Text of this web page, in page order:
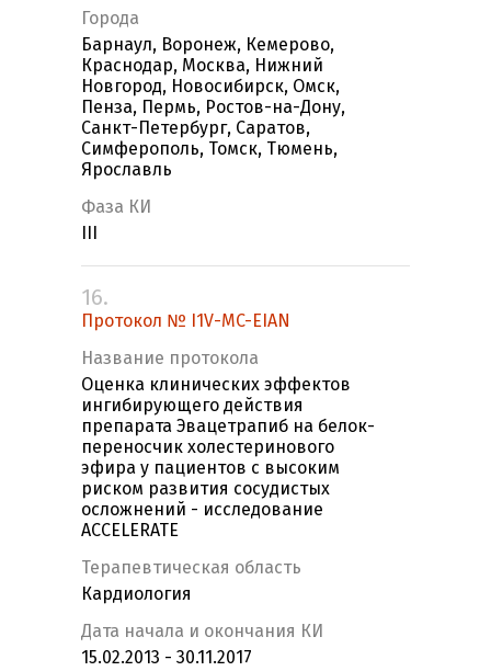
Города
Барнаул, Воронеж, Кемерово,
Краснодар, Москва, Нижний
Новгород, Новосибирск, Омск,
Пенза, Пермь, Ростов-на-Дону,
Санкт-Петербург, Саратов,
Симферополь, Томск, Тюмень,
Ярославль
Фаза КИ
16.
Протокол № I1V-MC-EIAN
Название протокола
Оценка клинических эффектов
ингибирующего действия
препарата Эвацетрапиб на белок-
переносчик холестеринового
эфира у пациентов с высоким
риском развития сосудистых
осложнений - исследование
ACCELERATE
Терапевтическая область
Кардиология
Дата начала и окончания КИ
15.02.2013 - 30.11.2017